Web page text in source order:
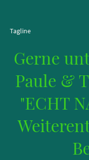
Tagline
Gerne
Paule &
"ECHT